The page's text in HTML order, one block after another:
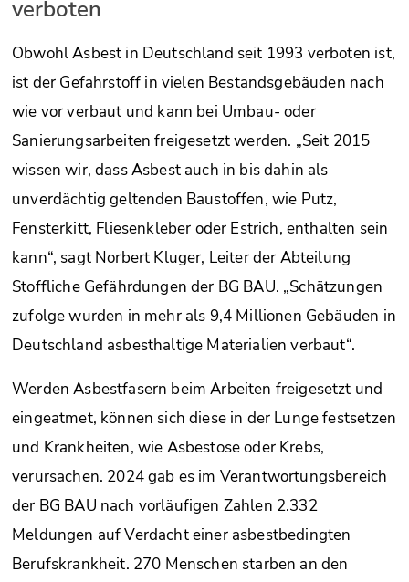
verboten
Obwohl Asbest in Deutschland seit 1993 verboten ist,
ist der Gefahrstoff in vielen Bestandsgebäuden nach
wie vor verbaut und kann bei Umbau- oder
Sanierungsarbeiten freigesetzt werden. „Seit 2015
wissen wir, dass Asbest auch in bis dahin als
unverdächtig geltenden Baustoffen, wie Putz,
Fensterkitt, Fliesenkleber oder Estrich, enthalten sein
kann“, sagt Norbert Kluger, Leiter der Abteilung
Stoffliche Gefährdungen der BG BAU. „Schätzungen
zufolge wurden in mehr als 9,4 Millionen Gebäuden in
Deutschland asbesthaltige Materialien verbaut“.
Werden Asbestfasern beim Arbeiten freigesetzt und
eingeatmet, können sich diese in der Lunge festsetzen
und Krankheiten, wie Asbestose oder Krebs,
verursachen. 2024 gab es im Verantwortungsbereich
der BG BAU nach vorläufigen Zahlen 2.332
Meldungen auf Verdacht einer asbestbedingten
Berufskrankheit. 270 Menschen starben an den